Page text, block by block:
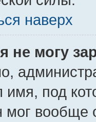
наверх
не могу
имя, под
мог вообще